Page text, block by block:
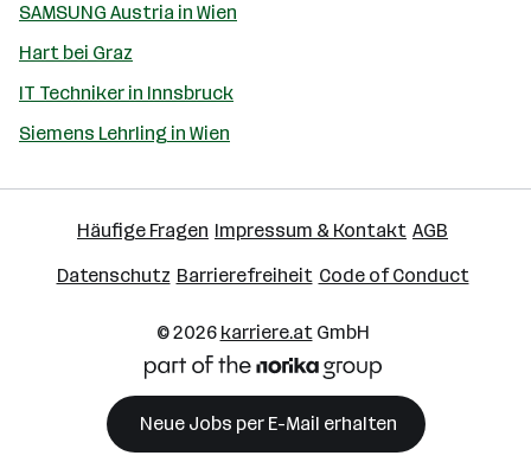
SAMSUNG Austria in Wien
Hart bei Graz
IT Techniker in Innsbruck
Siemens Lehrling in Wien
Häufige Fragen Impressum & Kontakt AGB
Datenschutz Barrierefreiheit Code of Conduct
© 2026 karriere.atGmbH
Neue Jobs per E-Mail erhalten